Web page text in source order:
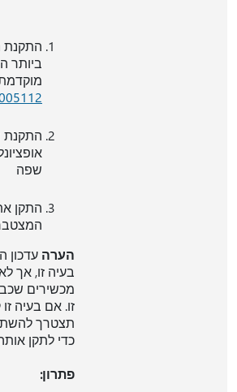
ביותר
התקנת
שפה
התקן
הערה עדכון
בעיה זו, אך
מכשירים
זו. אם בעיה
תצטרך
כדי לתקן
פתרון: